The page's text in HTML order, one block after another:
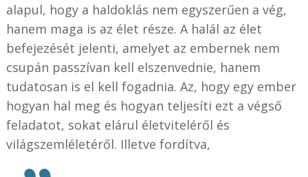
alapul, hogy a haldoklás nem egyszerűen a vég,
hanem maga is az élet része. A halál az élet
befejezését jelenti, amelyet az embernek nem
csupán passzívan kell elszenvednie, hanem
tudatosan is el kell fogadnia. Az, hogy egy ember
hogyan hal meg és hogyan teljesíti ezt a végső
feladatot, sokat elárul életviteléről és
világszemléletéről. Illetve fordítva,